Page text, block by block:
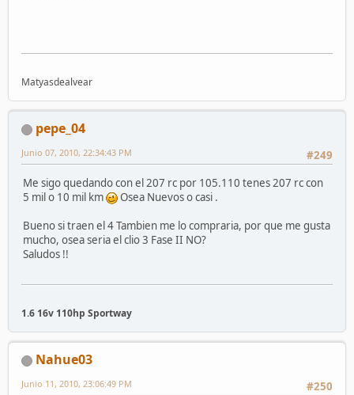
Matyasdealvear
pepe_04
#249
Junio 07, 2010, 22:34:43 PM
Me sigo quedando con el 207 rc por 105.110 tenes 207 rc con
5 mil o 10 mil km
Osea Nuevos o casi .
Bueno si traen el 4 Tambien me lo compraria, por que me gusta
mucho, osea seria el clio 3 Fase II NO?
Saludos !!
1.6 16v 110hp Sportway
Nahue03
#250
Junio 11, 2010, 23:06:49 PM